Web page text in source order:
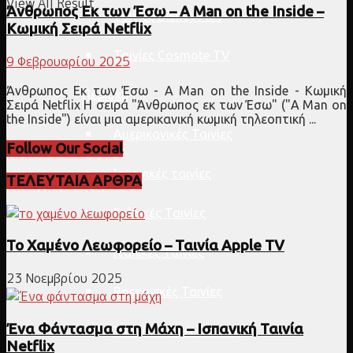
Ταινίες Disney Plus
Ταινίες Cosmote TV
Περιοχή
Ισπανικές ταινίες
Γαλλικές Ταινίες
Ιταλικές Ταινίες
Βρετανικές Ταινίες
Σκανδιναβικές Ταινίες
Άνθρωπος Εκ των Έσω – A Man on the Inside –
Κωμική Σειρά Netflix
9 Φεβρουαρίου 2025
Άνθρωπος Εκ των Έσω - A Man on the Inside - Κωμική
Σειρά Netflix Η σειρά "Άνθρωπος εκ των Έσω" ("A Man on
the Inside") είναι μια αμερικανική κωμική τηλεοπτική ...
Follow Our Social
ΤΕΛΕΥΤΑΙΑ ΑΡΘΡΑ
Το Χαμένο Λεωφορείο – Ταινία Apple TV
23 Νοεμβρίου 2025
Ένα Φάντασμα στη Μάχη – Ισπανική Ταινία
Netflix